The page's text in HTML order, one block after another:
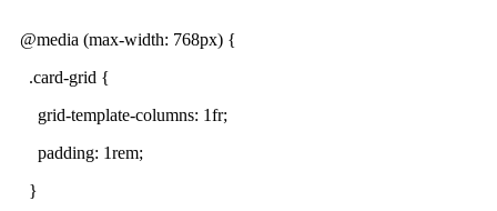
@media (max-width: 768px) {
.card-grid {
grid-template-columns: 1fr;
padding: 1rem;
}